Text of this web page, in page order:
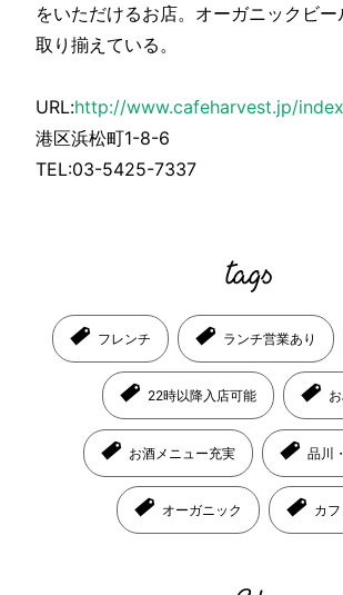
をいただけるお店。オーガニックビー
取り揃えている。
URL:http://www.cafeharvest.jp/
港区浜松町1-8-6
TEL:03-5425-7337
フレンチ ランチ営業あり
22時以降入店可能
お酒メニュー充実 品川
オーガニック カフ